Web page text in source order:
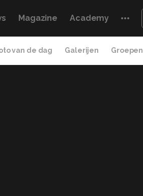
Magazine Academy
van de dag Galerijen Groepen